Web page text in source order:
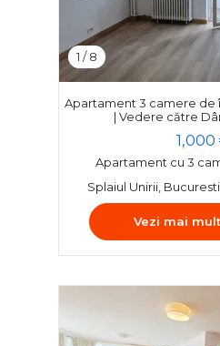
1 /8
Apartament 3 camere de
| Vedere către
Apartament cu 3
Splaiul Unirii, Bucuresti
Vezi mai